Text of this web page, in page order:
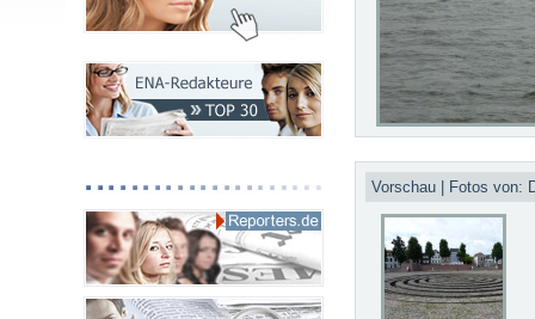
Vorschau | Fotos von: